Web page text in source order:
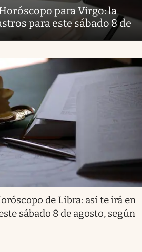
para Virgo: la
para este sábado 8 de
de Libra: así te irá en
sábado 8 de agosto, según